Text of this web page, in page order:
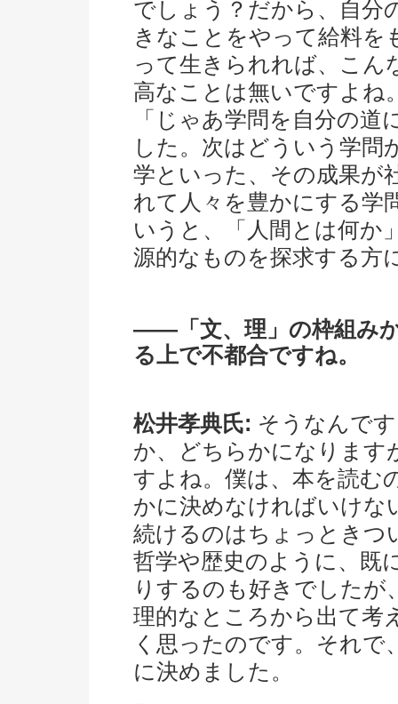
でしょう？だから、自分
きなことをやって給料を
って生きられれば、こん
高なことは無いですよね
「じゃあ学問を自分の
した。次はどういう学問
学といった、その成果が
れて人々を豊かにする学
いうと、「人間とは何か
源的なものを探求する方
――「文、理」の枠組み
る上で不都合ですね。
松井孝典氏: そうなんで
か、どちらかになります
すよね。僕は、本を読む
かに決めなければいけな
続けるのはちょっときつ
哲学や歴史のように、既
りするのも好きでしたが
理的なところから出て考
く思ったのです。それで
に決めました。